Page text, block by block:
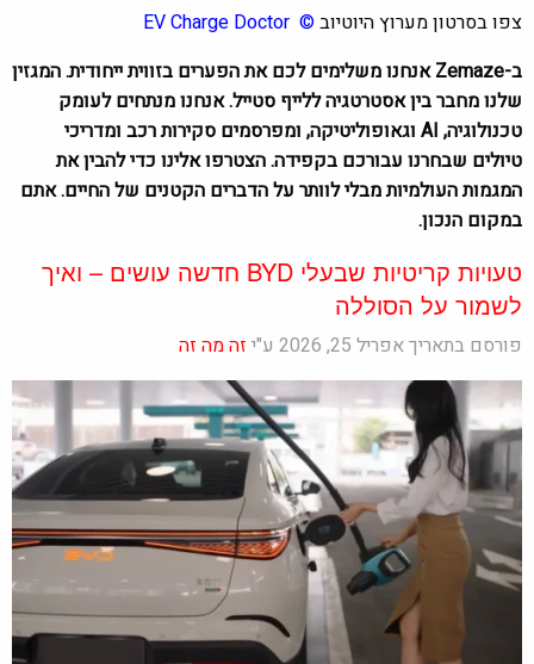
צפו בסרטון מערוץ היוטיוב©
EV Charge Docto
r
ב-Zemaze אנחנו משלימים לכם את הפערים בזווית ייחודית. המגזין
שלנו מחבר בין אסטרטגיה ללייף סטייל. אנחנו מנתחים לעומק
טכנולוגיה, AI וגאופוליטיקה, ומפרסמים סקירות רכב ומדריכי
טיולים שבחרנו עבורכם בקפידה. הצטרפו אלינו כדי להבין את
המגמות העולמיות מבלי לוותר על הדברים הקטנים של החיים. אתם
במקום הנכון.
טעויות קריטיות שבעלי BYD חדשה עושים – ואיך
לשמור על הסוללה
פורסם בתאריך אפריל 25, 2026 ע"י זה מה זה